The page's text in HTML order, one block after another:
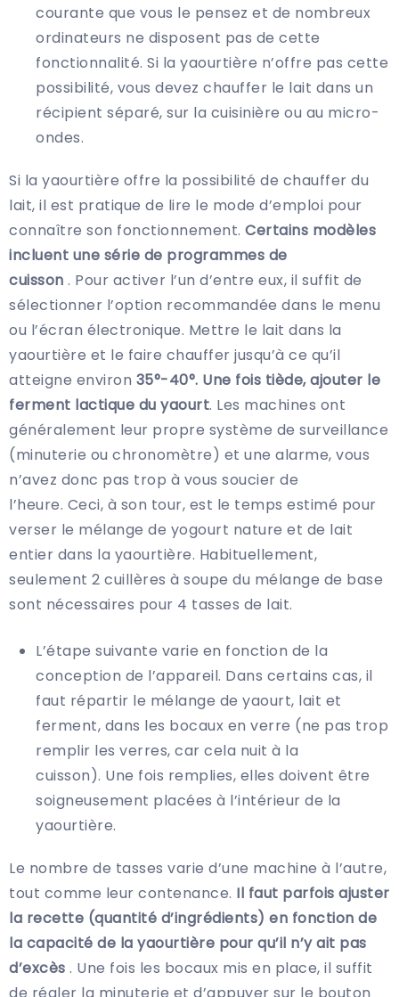
courante que vous le pensez et de nombreux
ordinateurs ne disposent pas de cette
fonctionnalité. Si la yaourtière n’offre pas cette
possibilité, vous devez chauffer le lait dans un
récipient séparé, sur la cuisinière ou au micro-
ondes.
Si la yaourtière offre la possibilité de chauffer du
lait, il est pratique de lire le mode d’emploi pour
connaître son fonctionnement. Certains modèles
incluent une série de programmes de
cuisson . Pour activer l’un d’entre eux, il suffit de
sélectionner l’option recommandée dans le menu
ou l’écran électronique. Mettre le lait dans la
yaourtière et le faire chauffer jusqu’à ce qu’il
atteigne environ 35°-40°. Une fois tiède, ajouter le
ferment lactique du yaourt. Les machines ont
généralement leur propre système de surveillance
(minuterie ou chronomètre) et une alarme, vous
n’avez donc pas trop à vous soucier de
l’heure. Ceci, à son tour, est le temps estimé pour
verser le mélange de yogourt nature et de lait
entier dans la yaourtière. Habituellement,
seulement 2 cuillères à soupe du mélange de base
sont nécessaires pour 4 tasses de lait.
L’étape suivante varie en fonction de la
conception de l’appareil. Dans certains cas, il
faut répartir le mélange de yaourt, lait et
ferment, dans les bocaux en verre (ne pas trop
remplir les verres, car cela nuit à la
cuisson). Une fois remplies, elles doivent être
soigneusement placées à l’intérieur de la
yaourtière.
Le nombre de tasses varie d’une machine à l’autre,
tout comme leur contenance. Il faut parfois ajuster
la recette (quantité d’ingrédients) en fonction de
la capacité de la yaourtière pour qu’il n’y ait pas
d’excès . Une fois les bocaux mis en place, il suffit